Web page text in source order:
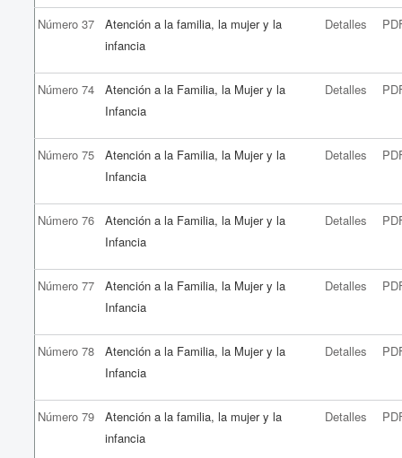
Número 37
Atención a la familia, la mujer y la
infancia
Detalles
Número 74
Atención a la Familia, la Mujer y la
Infancia
Detalles
Número 75
Atención a la Familia, la Mujer y la
Infancia
Detalles
Número 76
Atención a la Familia, la Mujer y la
Infancia
Detalles
Número 77
Atención a la Familia, la Mujer y la
Infancia
Detalles
Número 78
Atención a la Familia, la Mujer y la
Infancia
Detalles
Número 79
Atención a la familia, la mujer y la
infancia
Detalles